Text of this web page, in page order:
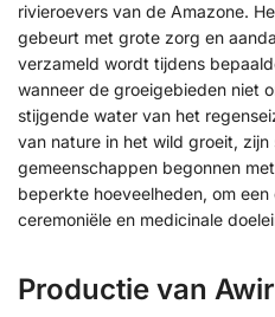
rivieroevers van de Amazone.
gebeurt met grote zorg en
verzameld wordt tijdens
wanneer de groeigebieden niet
stijgende water van het
van nature in het wild groeit,
gemeenschappen begonnen
beperkte hoeveelheden, om
ceremoniële en medicinale
Productie van